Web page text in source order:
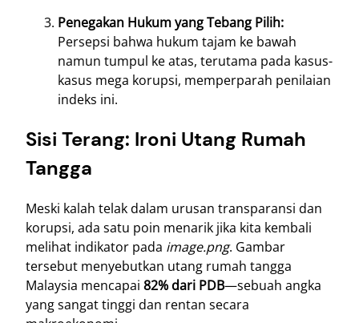
Penegakan Hukum yang Tebang Pilih:
Persepsi bahwa hukum tajam ke bawah
namun tumpul ke atas, terutama pada kasus-
kasus mega korupsi, memperparah penilaian
indeks ini.
Sisi Terang: Ironi Utang Rumah
Tangga
Meski kalah telak dalam urusan transparansi dan
korupsi, ada satu poin menarik jika kita kembali
melihat indikator pada image.png. Gambar
tersebut menyebutkan utang rumah tangga
Malaysia mencapai 82% dari PDB—sebuah angka
yang sangat tinggi dan rentan secara